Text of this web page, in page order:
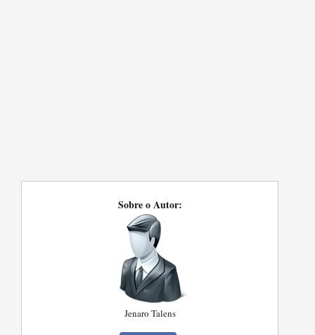
Sobre o Autor:
Jenaro Talens